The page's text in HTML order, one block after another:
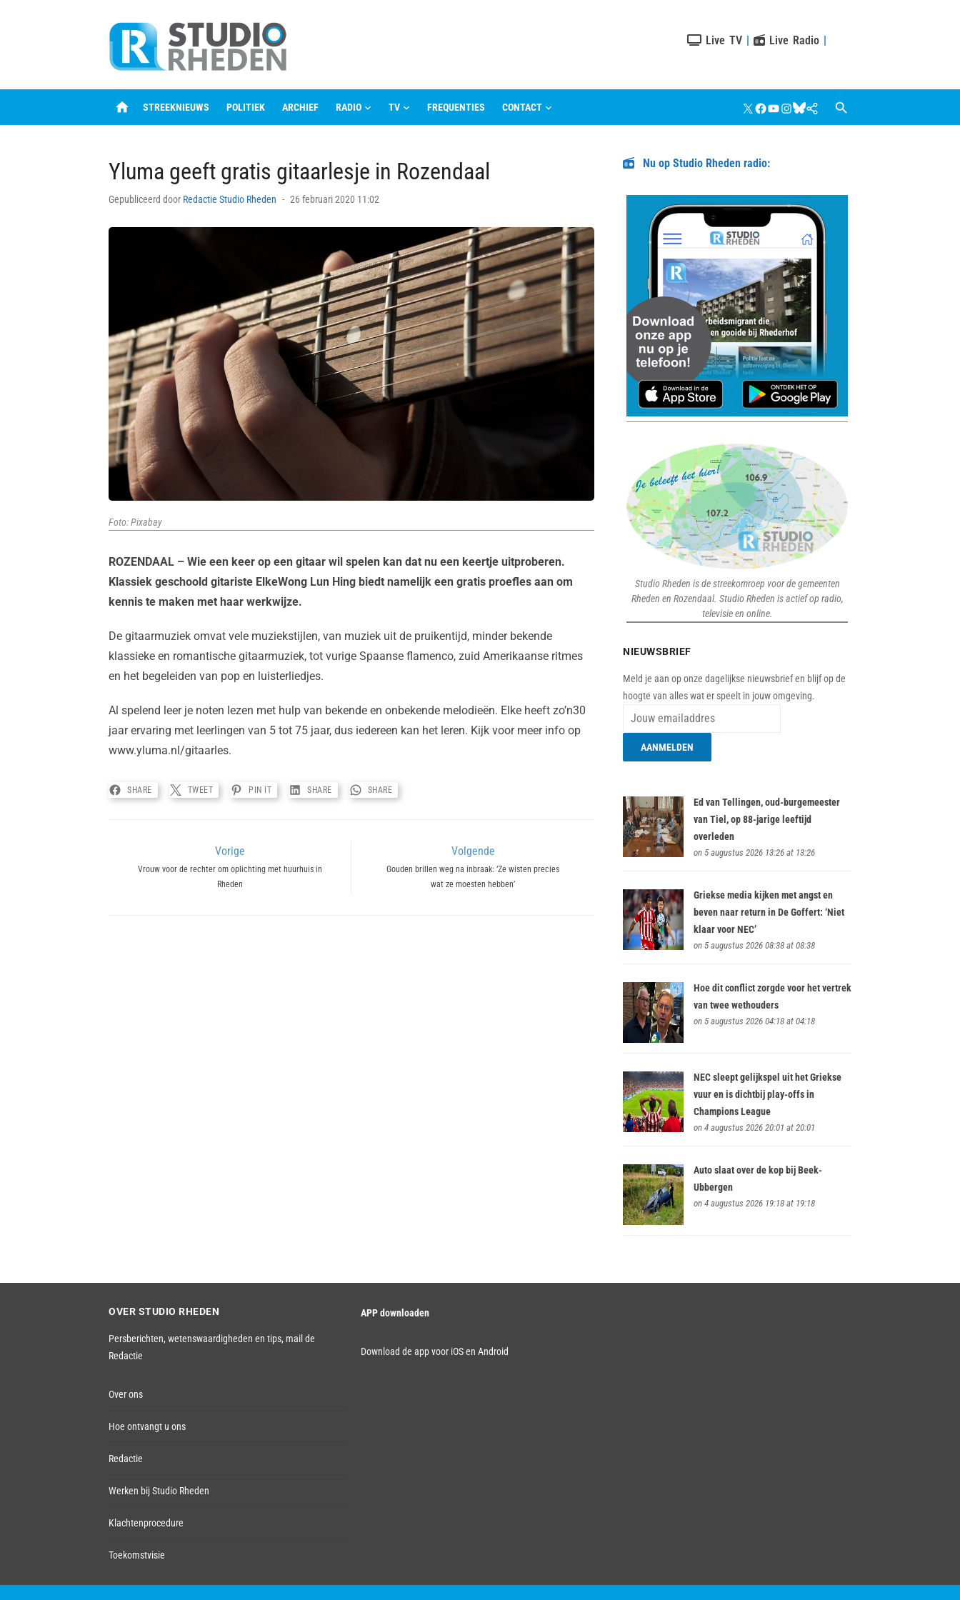
Live TV | Live Radio |
home STREEKNIEUWS POLITIEK ARCHIEF RADIO TV FREQUENTIES CONTACT X Facebook
YouTube
Instagram
Bluesky
Google
Nieuws
Yluma geeft gratis gitaarlesje in Rozendaal
Gepubliceerd door Redactie Studio Rheden
Posted
26 februari 2020 11:02
Foto: Pixabay
ROZENDAAL – Wie een keer op een gitaar wil spelen kan dat nu een keertje uitproberen.
Klassiek geschoold gitariste ElkeWong Lun Hing biedt namelijk een gratis proefles aan om
kennis te maken met haar werkwijze.
De gitaarmuziek omvat vele muziekstijlen, van muziek uit de pruikentijd, minder bekende
klassieke en romantische gitaarmuziek, tot vurige Spaanse flamenco, zuid Amerikaanse ritmes
en het begeleiden van pop en luisterliedjes.
Al spelend leer je noten lezen met hulp van bekende en onbekende melodieën. Elke heeft zo’n30
jaar ervaring met leerlingen van 5 tot 75 jaar, dus iedereen kan het leren. Kijk voor meer info op
www.yluma.nl/gitaarles.
SHARE TWEET PIN IT SHARE SHARE
navigatie
Vorige
Previous
Vrouw voor de rechter om oplichting met huurhuis in
Rheden
Volgende
Next
Gouden brillen weg na inbraak: ‘Ze wisten precies
wat ze moesten hebben’
Nu op Studio Rheden radio:
Studio Rheden is de streekomroep voor de gemeenten
Rheden en Rozendaal. Studio Rheden is actief op radio,
televisie en online.
NIEUWSBRIEF
Meld je aan op onze dagelijkse nieuwsbrief en blijf op de
hoogte van alles wat er speelt in jouw omgeving.
Ed van Tellingen, oud-burgemeester
van Tiel, op 88-jarige leeftijd
overleden
on 5 augustus 2026 13:26 at 13:26
Griekse media kijken met angst en
beven naar return in De Goffert: ‘Niet
klaar voor NEC’
on 5 augustus 2026 08:38 at 08:38
Hoe dit conflict zorgde voor het vertrek
van twee wethouders
on 5 augustus 2026 04:18 at 04:18
NEC sleept gelijkspel uit het Griekse
vuur en is dichtbij play-offs in
Champions League
on 4 augustus 2026 20:01 at 20:01
Auto slaat over de kop bij Beek-
Ubbergen
on 4 augustus 2026 19:18 at 19:18
OVER STUDIO RHEDEN
Persberichten, wetenswaardigheden en tips, mail de
Redactie
Over ons
Hoe ontvangt u ons
Redactie
Werken bij Studio Rheden
Klachtenprocedure
Toekomstvisie
APP downloaden
Download de app voor iOS en Android